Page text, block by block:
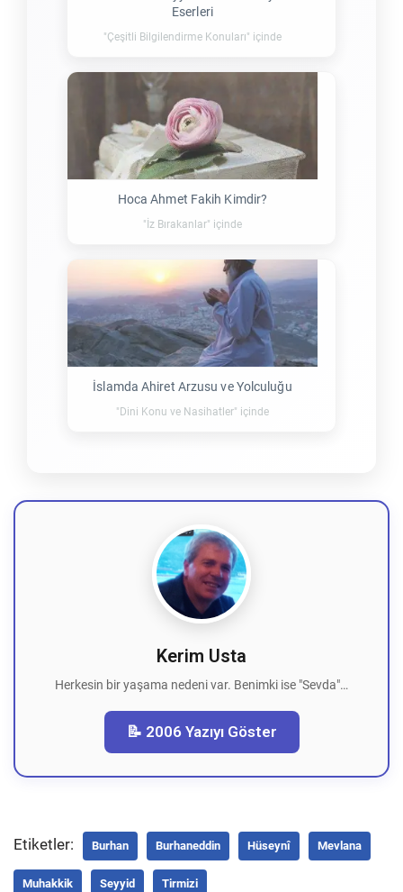
Eserleri
"Çeşitli Bilgilendirme Konuları" içinde
Hoca Ahmet Fakih Kimdir?
"İz Bırakanlar" içinde
İslamda Ahiret Arzusu ve Yolculuğu
"Dini Konu ve Nasihatler" içinde
Kerim Usta
Herkesin bir yaşama nedeni var. Benimki ise "Sevda"…
📝 2006 Yazıyı Göster
Etiketler: Burhan Burhaneddin Hüseynî Mevlana
Muhakkik Seyyid Tirmizi